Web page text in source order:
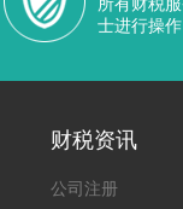
所有财税
士进行操作
财税资讯
公司注册